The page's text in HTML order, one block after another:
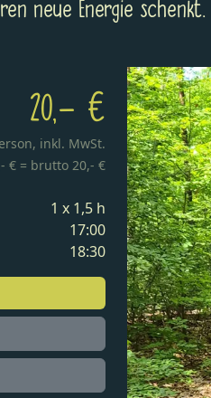
neue Energie schenkt.
20,- €
inkl. MwSt.
€ = brutto 20,- €
1 x 1,5 h
17:00
18:30